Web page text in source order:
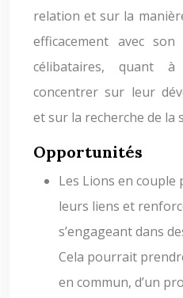
relation et sur la
efficacement avec
célibataires, quant
concentrer sur leur
et sur la recherche de la
Opportunités
Les Lions en
leurs liens et
s’engageant dans
Cela pourrait
en commun, d’un